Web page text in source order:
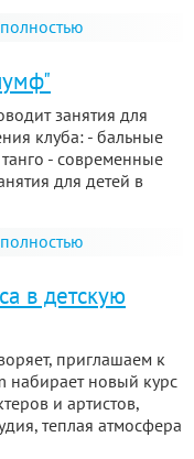
занятия для
клуба: - бальные
- современные
для детей в
в детскую
приглашаем к
набирает новый курс
и артистов,
теплая атмосфера